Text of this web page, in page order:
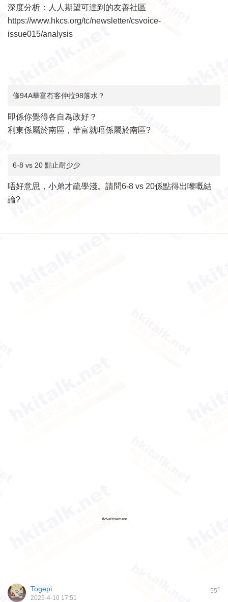
深度分析：人人期望可達到的友善社區
https://www.hkcs.org/tc/newsletter/csvoice-
issue015/analysis
條94A華富冇客仲拉98落水？
即係你覺得各自為政好？
利東係屬於南區，華富就唔係屬於南區?
6-8 vs 20 點止耐少少
唔好意思，小弟才疏學淺。請問6-8 vs 20係點得出嚟嘅結
論?
Advertisement
55#
Togepi
2025-4-10 17:51